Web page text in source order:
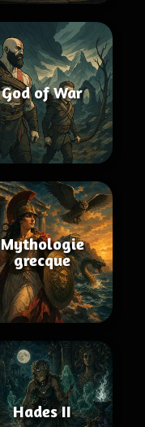
God of War
Mythologie
grecque
Hades II